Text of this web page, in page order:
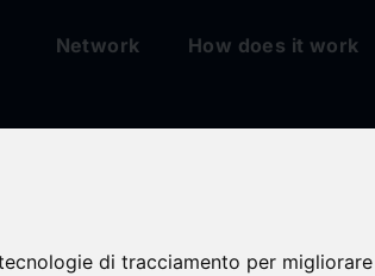
di tracciamento per
Network How does it work